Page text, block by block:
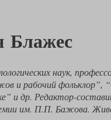
Блажес
наук,
и рабочий фольклор”,
и др. Редактор-
им. П.П. Бажова.